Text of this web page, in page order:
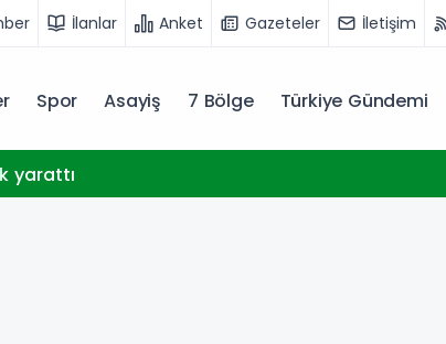
İlanlar Anket Gazeteler İletişim
Spor Asayiş 7 Bölge Türkiye Gündemi
yarattı